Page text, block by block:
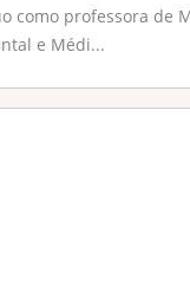
como professora de
e Médi...